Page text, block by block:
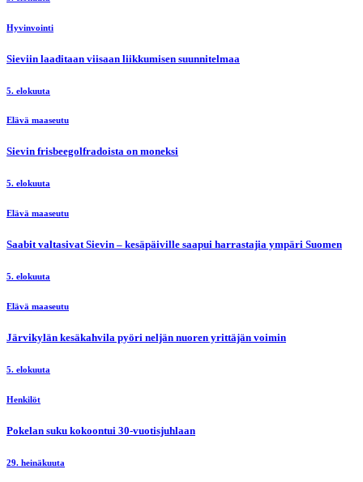
Hyvinvointi
Sieviin laaditaan viisaan liikkumisen suunnitelmaa
5. elokuuta
Elävä maaseutu
Sievin frisbeegolfradoista on moneksi
5. elokuuta
Elävä maaseutu
Saabit valtasivat Sievin – kesäpäiville saapui harrastajia ympäri Suomen
5. elokuuta
Elävä maaseutu
Järvikylän kesäkahvila pyöri neljän nuoren yrittäjän voimin
5. elokuuta
Henkilöt
Pokelan suku kokoontui 30-vuotisjuhlaan
29. heinäkuuta